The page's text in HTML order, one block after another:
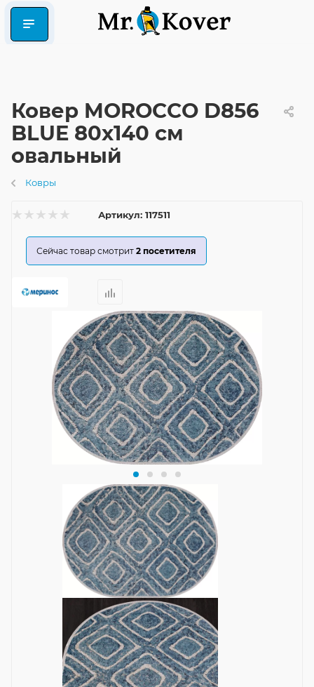
Ковер MOROCCO D856
BLUE 80x140 см
овальный
Ковры
Артикул: 117511
Сейчас товар смотрит 2 посетителя